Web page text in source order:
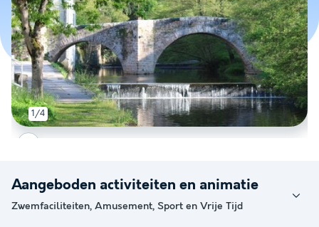
1/4
Aangeboden activiteiten en animatie
Zwemfaciliteiten, Amusement, Sport en Vrije Tijd